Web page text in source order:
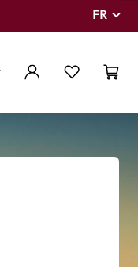
Langue
FR
COMPTE LISTE
PANIER